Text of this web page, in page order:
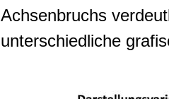
Achsenbruchs
unterschiedliche